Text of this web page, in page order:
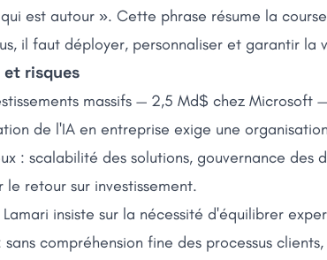
est autour ». Cette phrase résume la
il faut déployer, personnaliser et garantir la
et risques
massifs — 2,5 Md$ chez Microsoft
de l'IA en entreprise exige une
: scalabilité des solutions, gouvernance des
le retour sur investissement.
insiste sur la nécessité d'équilibrer
compréhension fine des processus